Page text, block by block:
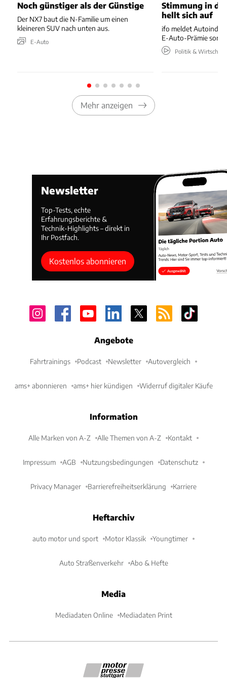
Noch günstiger als der Günstige
Der NX7 baut die N-Familie um einen
kleineren SUV nach unten aus.
E-Auto
Stimmung in
hellt sich auf
ifo meldet
E-Auto-Prämie
Politik & Wirtschaft
Mehr anzeigen
Newsletter
Top-Tests, echte
Erfahrungsberichte &
Technik-Highlights – direkt in
Ihr Postfach.
Kostenlos abonnieren
Angebote
Fahrtrainings Podcast Newsletter Autovergleich
ams+ abonnieren ams+ hier kündigen Widerruf digitaler Käufe
Information
Alle Marken von A-Z Alle Themen von A-Z Kontakt
Impressum AGB Nutzungsbedingungen Datenschutz
Privacy Manager Barrierefreiheitserklärung Karriere
Heftarchiv
auto motor und sport Motor Klassik Youngtimer
Auto Straßenverkehr Abo & Hefte
Media
Mediadaten Online Mediadaten Print